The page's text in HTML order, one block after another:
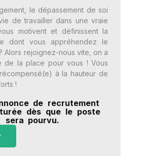
le dépassement de soi
de travailler dans une vraie
motivent et définissent la
dont vous appréhendez le
Alors rejoignez-nous vite, on a
de la place pour vous ! Vous
à la hauteur de
!
de recrutement
dès que le poste
sera pourvu.